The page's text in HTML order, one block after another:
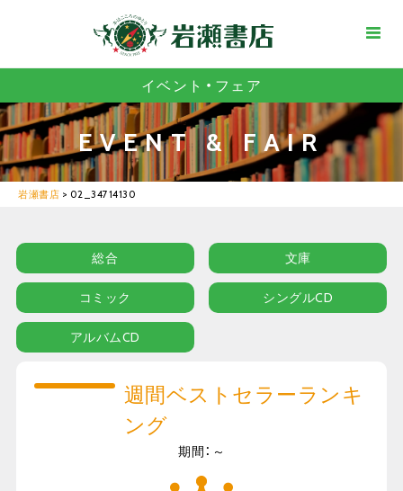
イベント・フェア
EVENT & FAIR
岩瀬書店 > 02_34714130
総合 文庫
コミック シングルCD
アルバムCD
週間ベストセラーランキ
ング
期間：～